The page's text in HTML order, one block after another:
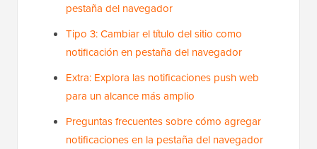
pestaña del navegador
Tipo 3: Cambiar el título del sitio como
notificación en pestaña del navegador
Extra: Explora las notificaciones push web
para un alcance más amplio
Preguntas frecuentes sobre cómo agregar
notificaciones en la pestaña del navegador